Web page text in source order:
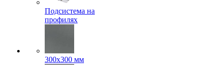
Подсистема на
профилях
300x300 мм